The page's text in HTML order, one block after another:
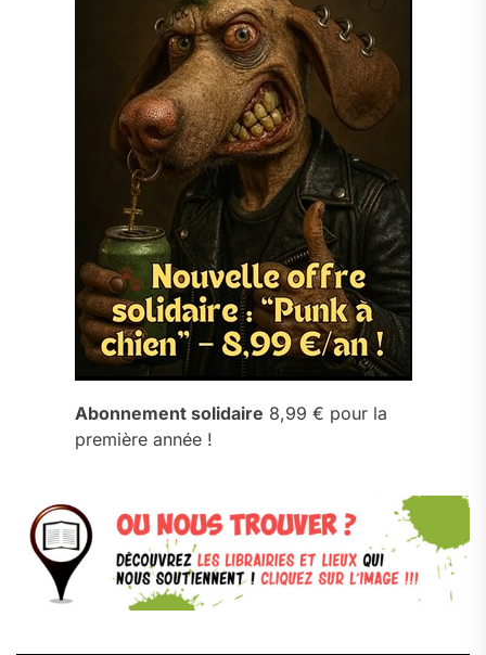
Abonnement solidaire 8,99 € pour la
première année !